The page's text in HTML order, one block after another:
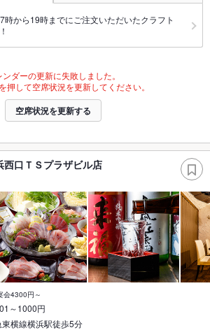
時から19時までにご注文いただいたクラフト
ンダーの更新に失敗しました。
押して空席状況を更新してください。
空席状況を更新する
口ＴＳプラザビル店
会4300円～
～1000円
横線横浜駅徒歩5分